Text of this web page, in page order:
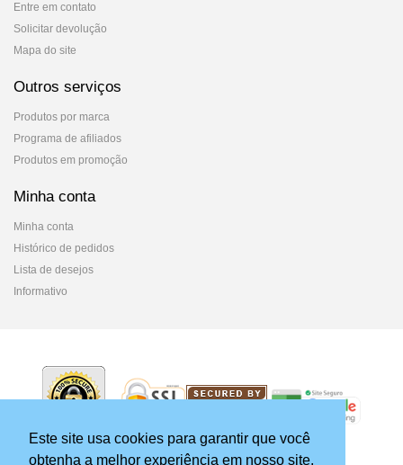
Este site usa cookies para garantir que você
obtenha a melhor experiência em nosso site.
Entre em contato
Solicitar devolução
Mapa do site
Outros serviços
Produtos por marca
Programa de afiliados
Produtos em promoção
Minha conta
Minha conta
Histórico de pedidos
Lista de desejos
Informativo